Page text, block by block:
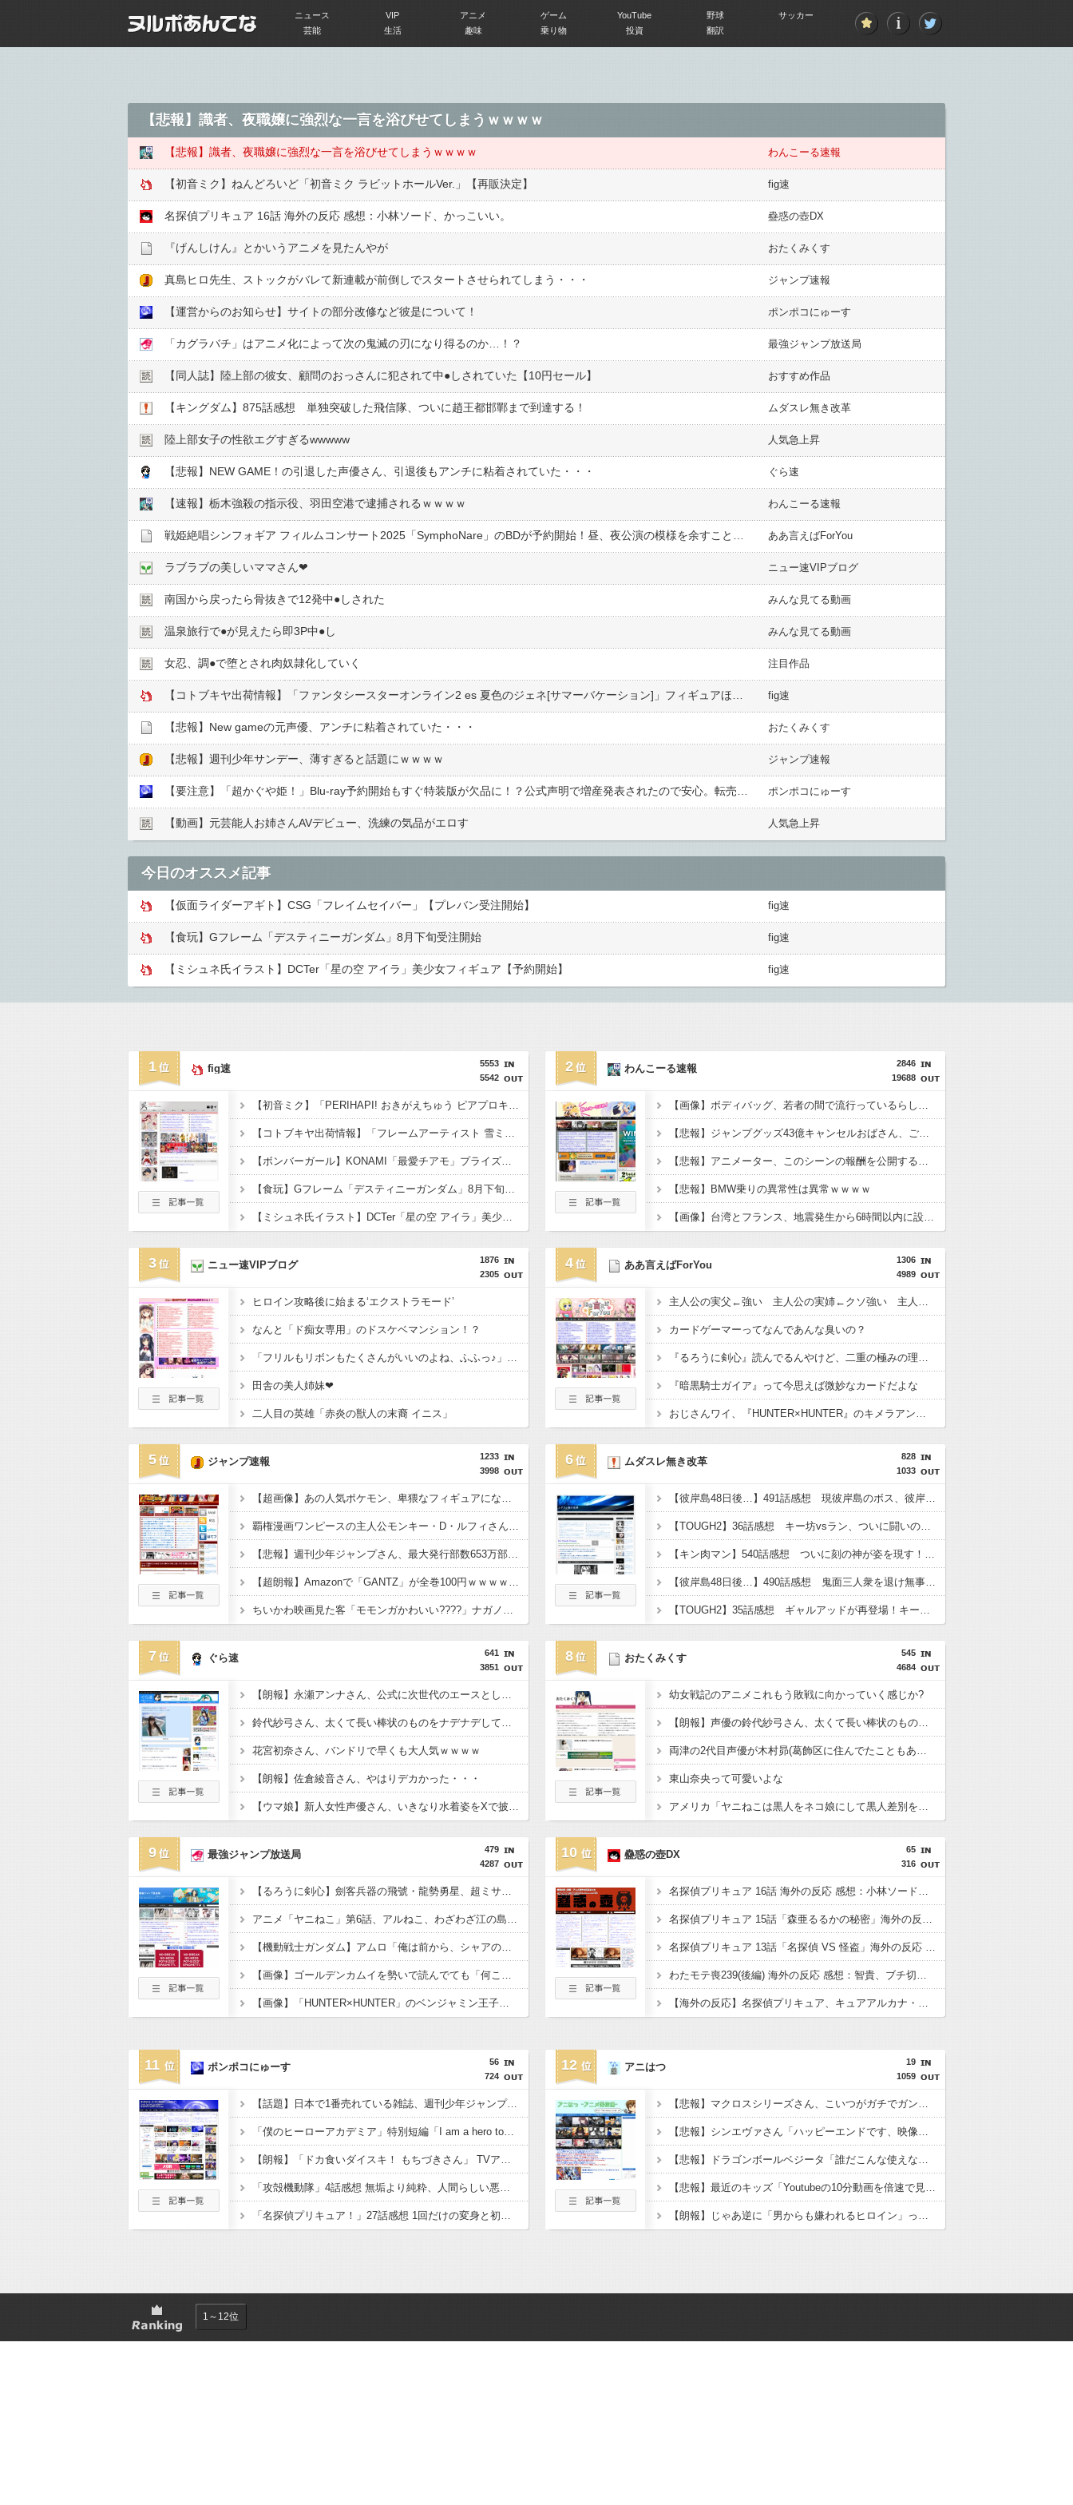
ニュース VIP アニメ ゲーム YouTube 野球
サッカー
芸能
生活 趣味 乗り物 投資 翻訳
【悲報】識者、夜職嬢に強烈な一言を浴びせてしまうｗｗｗｗ
【悲報】識者、夜職嬢に強烈な一言を浴びせてしまうｗｗｗｗ わんこーる速報
【初音ミク】ねんどろいど「初音ミク ラビットホールVer.」【再販決定】 fig速
名探偵プリキュア 16話 海外の反応 感想：小林ソード、かっこいい。 蠱惑の壺DX
『げんしけん』とかいうアニメを見たんやが おたくみくす
真島ヒロ先生、ストックがバレて新連載が前倒しでスタートさせられてしまう・・・ ジャンプ速報
【運営からのお知らせ】サイトの部分改修など彼是について！ ポンポコにゅーす
「カグラバチ」はアニメ化によって次の鬼滅の刃になり得るのか…！？ 最強ジャンプ放送局
【同人誌】陸上部の彼女、顧問のおっさんに犯されて中●︎しされていた【10円セール】 おすすめ作品
【キングダム】875話感想 単独突破した飛信隊、ついに趙王都邯鄲まで到達する！ ムダスレ無き改革
陸上部女子の性欲エグすぎるwwwww 人気急上昇
【悲報】NEW GAME！の引退した声優さん、引退後もアンチに粘着されていた・・・ ぐら速
【速報】栃木強殺の指示役、羽田空港で逮捕されるｗｗｗｗ わんこーる速報
ああ言えばForYou
ラブラブの美しいママさん❤ ニュー速VIPブログ
南国から戻ったら骨抜きで12発中●︎しされた みんな見てる動画
温泉旅行で●︎が見えたら即3P中●︎し みんな見てる動画
女忍、調●︎で堕とされ肉奴隷化していく 注目作品
fig速
【悲報】New gameの元声優、アンチに粘着されていた・・・ おたくみくす
【悲報】週刊少年サンデー、薄すぎると話題にｗｗｗｗ ジャンプ速報
ポンポコにゅーす
【動画】元芸能人お姉さんAVデビュー、洗練の気品がエロす 人気急上昇
今日のオススメ記事
【仮面ライダーアギト】CSG「フレイムセイバー」【プレバン受注開始】 fig速
【食玩】Gフレーム「デスティニーガンダム」8月下旬受注開始 fig速
【ミシュネ氏イラスト】DCTer「星の空 アイラ」美少女フィギュア【予約開始】 fig速
1
5553
5542
fig速
【初音ミク】「PERIHAPI! おきがえちゅう ピアプロキャラクターズ 2」トレフィグ【予約開始】
【コトブキヤ出荷情報】「フレームアーティスト 雪ミク」「創彩少女庭園 早乙女 瑠衣【桃桜高校・競泳水着】」プラモデルほか【発売日決定】
【ボンバーガール】KONAMI「最愛チアモ」プライズフィギュア【彩色原型公開】
【食玩】Gフレーム「デスティニーガンダム」8月下旬受注開始
【ミシュネ氏イラスト】DCTer「星の空 アイラ」美少女フィギュア【予約開始】
2
2846
19688
わんこーる速報
【画像】ボディバッグ、若者の間で流行っているらしいｗｗｗｗ
【悲報】ジャンプグッズ43億キャンセルおばさん、ご尊顔が公開されるｗｗｗｗ
【悲報】アニメーター、このシーンの報酬を公開するｗｗｗｗ
【悲報】BMW乗りの異常性は異常ｗｗｗｗ
【画像】台湾とフランス、地震発生から6時間以内に設置した「避難所」がこちらｗｗｗｗ
3
1876
2305
ニュー速VIPブログ
ヒロイン攻略後に始まる‘エクストラモード’
なんと「ド痴女専用」のドスケベマンション！？
「フリルもリボンもたくさんがいいのよね、ふふっ♪」対魔忍RPG・新イベント『バニーとヨミハラクライシス』
田舎の美人姉妹❤
二人目の英雄「赤炎の獣人の末裔 イニス」
4
1306
4989
ああ言えばForYou
主人公の実父←強い 主人公の実姉←クソ強い 主人公の実兄←こいつ
カードゲーマーってなんであんな臭いの？
『るろうに剣心』読んでるんやけど、二重の極みの理屈が理解出来ない
『暗黒騎士ガイア』って今思えば微妙なカードだよな
おじさんワイ、『HUNTER×HUNTER』のキメラアント編で号泣
5
1233
3998
ジャンプ速報
【超画像】あの人気ポケモン、卑猥なフィギュアになってしまった模様
覇権漫画ワンピースの主人公モンキー・D・ルフィさん、変わり果てた姿で発見される・・・
【悲報】週刊少年ジャンプさん、最大発行部数653万部から急降下でついに100万部を割ってしまうｗｗｗｗｗ
【超朗報】Amazonで「GANTZ」が全巻100円ｗｗｗｗｗｗｗｗｗｗ
ちいかわ映画見た客「モモンガかわいい????」ナガノ「ほなそろそろモモンガ■すで～」
6
828
1033
ムダスレ無き改革
【彼岸島48日後…】491話感想 現彼岸島のボス、彼岸王子が登場！
【TOUGH2】36話感想 キー坊vsラン、ついに闘いのゴングが鳴る！
【キン肉マン】540話感想 ついに刻の神が姿を現す！そしてピノという謎の女超人？も登場
【彼岸島48日後…】490話感想 鬼面三人衆を退け無事都外へ進出成功！給水車破壊作戦へ
【TOUGH2】35話感想 ギャルアッドが再登場！キー坊とスパーして試合のセコンドに！？
7
641
3851
ぐら速
【朗報】永瀬アンナさん、公式に次世代のエースとして認められる
鈴代紗弓さん、太くて長い棒状のものをナデナデしてしまう・・・
花宮初奈さん、バンドリで早くも大人気ｗｗｗｗ
【朗報】佐倉綾音さん、やはりデカかった・・・
【ウマ娘】新人女性声優さん、いきなり水着姿をXで披露ｗｗｗｗ
8
545
4684
おたくみくす
幼女戦記のアニメこれもう敗戦に向かっていく感じか?
【朗報】声優の鈴代紗弓さん、太くて長い棒状のものをナデナデしてしまう
両津の2代目声優が木村昴(葛飾区に住んでたこともある)になると思う人
東山奈央って可愛いよな
アメリカ「ヤニねこは黒人をネコ娘にして黒人差別を描いた社会派アニメだ」
9
479
4287
最強ジャンプ放送局
【るろうに剣心】劍客兵器の飛號・龍勢勇星、超ミサイル技術の持ち主なのに惜しい男を亡くした・・・
アニメ「ヤニねこ」第6話、アルねこ、わざわざ江の島まで行ってゲロを吐くｗｗｗｗ【感想】
【機動戦士ガンダム】アムロ「俺は前から、シャアのパートナーには包容力のある女性が良いと思ってました」
【画像】ゴールデンカムイを勢いで読んでても「何こいつ…」ってなるシーンｗｗｗｗ
【画像】「HUNTER×HUNTER」のベンジャミン王子、強化系最強説ｗｗｗｗ
10
65
316
蠱惑の壺DX
名探偵プリキュア 16話 海外の反応 感想：小林ソード、かっこいい。
名探偵プリキュア 15話「森亜るるかの秘密」海外の反応 感想：るるかさん43歳…
名探偵プリキュア 13話「名探偵 VS 怪盗」海外の反応 感想：アルカナシャドウの腋に無事興奮する海外の紳士たち
わたモテ喪239(後編) 海外の反応 感想：智貴、ブチ切れる。
【海外の反応】名探偵プリキュア、キュアアルカナ・シャドウ待望のデビューに海外の大きいお友達もぷいきゅあがんばえ～してしまう
11
56
724
ポンポコにゅーす
【話題】日本で1番売れている雑誌、週刊少年ジャンプ紙版が100万部を下回り国内で大台を超える雑誌はゼロに。なお、電子版を含めた漫画市場規模は歴史上最盛期を迎えている！！
「僕のヒーローアカデミア」特別短編「I am a hero too」感想 救けられた彼女の成長、見守る大人。世界が“更に向こうへ”進む音をその歌で聴け！(ヒロアカファンブック読切アニメ)
【朗報】「ドカ食いダイスキ！ もちづきさん」 TVアニメ化決定！あのグルメギャグホラー合盛り作品が地上波で！？制作会社はパッショーネと発表。
「攻殻機動隊」4話感想 無垢より純粋、人間らしい悪性、罪は何処にある？トグサとバトーのバディ＆フチコマ活躍！！「THE GHOST IN THE SHELL」
「名探偵プリキュア！」27話感想 1回だけの変身と初依頼の疑問もはなまる解決！語られるくれあさんるるかの過去。新アイキャッチ超キュート！！(たんプリ)
12
19
1059
アニはつ
【悲報】マクロスシリーズさん、こいつがガチでガンダムになれなかった理由ｗｗｗｗ
【悲報】シンエヴァさん「ハッピーエンドです、映像も凄いです」←こいつがあんまり評価されない理由ｗｗｗ
【悲報】ドラゴンボールベジータ「誰だこんな使えないゴミを呼んだ奴は」ヤムチャ「はは…」←これｗｗｗ
【悲報】最近のキッズ「Youtubeの10分動画を倍速で見るぞ！効率効率ゥー！」←これええんかｗｗｗｗ
【朗報】じゃあ逆に「男からも嫌われるヒロイン」って誰がいるんだｗｗｗ
1～12位